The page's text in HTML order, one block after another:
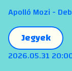
Apolló Mozi -
Jegyek
2026.05.31